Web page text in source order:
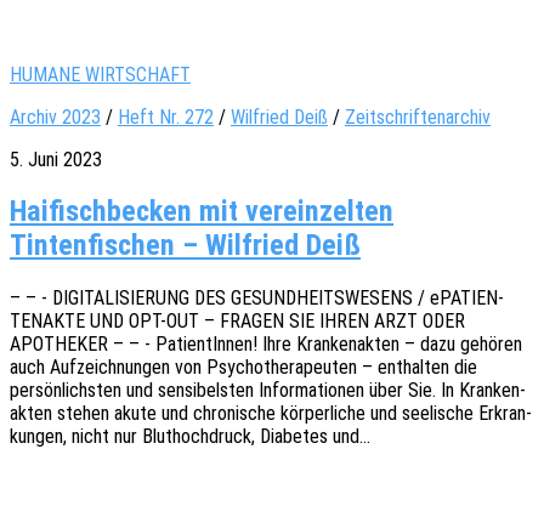
HUMANE WIRTSCHAFT
Archiv 2023 / Heft Nr. 272 / Wil­fried Deiß / Zeitschriftenarchiv
5. Juni 2023
Haifischbecken mit vereinzelten
Tintenfischen – Wilfried Deiß
– – - DIGITALISIERUNG DES GESUNDHEITSWESENS / ePATI­EN­
TEN­AK­TE UND OPT-OUT – FRAGEN SIE IHREN ARZT ODER
APOTHEKER – – - Pati­en­tIn­nen! Ihre Kran­ken­ak­ten – dazu gehö­ren
auch Aufzeich­nun­gen von Psycho­the­ra­peu­ten – enthal­ten die
persön­lichs­ten und sensi­bels­ten Infor­ma­tio­nen über Sie. In Kran­ken­
ak­ten stehen akute und chro­ni­sche körper­li­che und seeli­sche Erkran­
kun­gen, nicht nur Blut­hoch­druck, Diabe­tes und…